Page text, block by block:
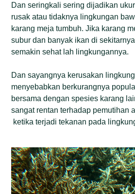
Dan seringkali sering dijadikan
rusak atau tidaknya lingkungan
karang meja tumbuh. Jika karang
subur dan banyak ikan di
semakin sehat lah lingkungannya.
Dan sayangnya kerusakan
menyebabkan berkurangnya
bersama dengan spesies karang
sangat rentan terhadap pemutihan
ketika terjadi tekanan pada